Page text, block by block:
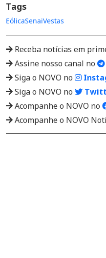
Tags
EólicaSenaiVestas
Receba notícias em
Assine nosso canal no
Siga o NOVO no
Siga o NOVO no
Acompanhe o NOVO no
Acompanhe o NOVO